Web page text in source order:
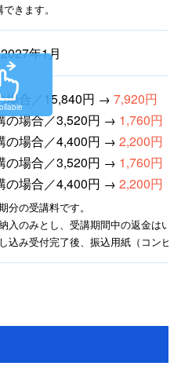
きます。
年1月
場合／15,840円 → 7,920円
の場合／3,520円 → 1,760円
の場合／4,400円 → 2,200円
の場合／3,520円 → 1,760円
の場合／4,400円 → 2,200円
分の受講料です。
入のみとし、受講期間中の返金はい
込み受付完了後、振込用紙（コンビ